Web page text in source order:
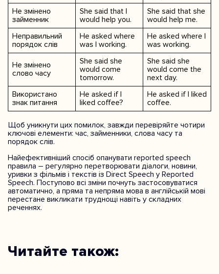
Не змінено
займенник
She said that I
would help you.
She said that she
would help me.
Неправильний
порядок слів
He asked where
was I working.
He asked where I
was working.
Не змінено
слово часу
She said she
would come
tomorrow.
She said she
would come the
next day.
Використано
знак питання
He asked if I
liked coffee?
He asked if I liked
coffee.
Щоб уникнути цих помилок, завжди перевіряйте чотири
ключові елементи: час, займенники, слова часу та
порядок слів.
Найефективніший спосіб опанувати reported speech
правила – регулярно перетворювати діалоги, новини,
уривки з фільмів і текстів із Direct Speech у Reported
Speech. Поступово всі зміни почнуть застосовуватися
автоматично, а пряма та непряма мова в англійській мові
перестане викликати труднощі навіть у складних
реченнях.
Читайте також: